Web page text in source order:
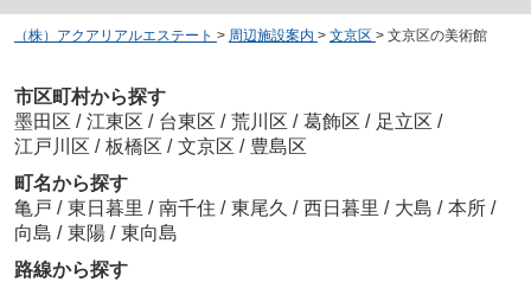
（株）アクアリアルエステート > 周辺施設案内 > 文京区 > 文京区の美術館
市区町村から探す
墨田区 / 江東区 / 台東区 / 荒川区 / 葛飾区 / 足立区 /
江戸川区 / 板橋区 / 文京区 / 豊島区
町名から探す
亀戸 / 東日暮里 / 南千住 / 東尾久 / 西日暮里 / 大島 / 本所 /
向島 / 東陽 / 東向島
路線から探す